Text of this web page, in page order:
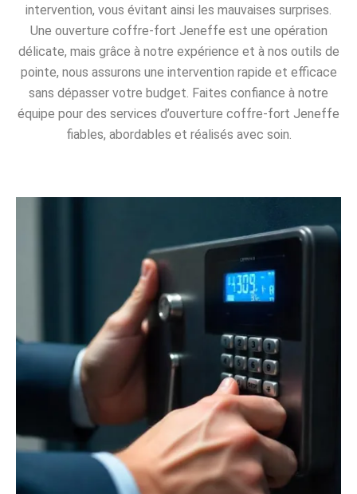
intervention, vous évitant ainsi les mauvaises surprises.
Une ouverture coffre-fort Jeneffe est une opération
délicate, mais grâce à notre expérience et à nos outils de
pointe, nous assurons une intervention rapide et efficace
sans dépasser votre budget. Faites confiance à notre
équipe pour des services d’ouverture coffre-fort Jeneffe
fiables, abordables et réalisés avec soin.